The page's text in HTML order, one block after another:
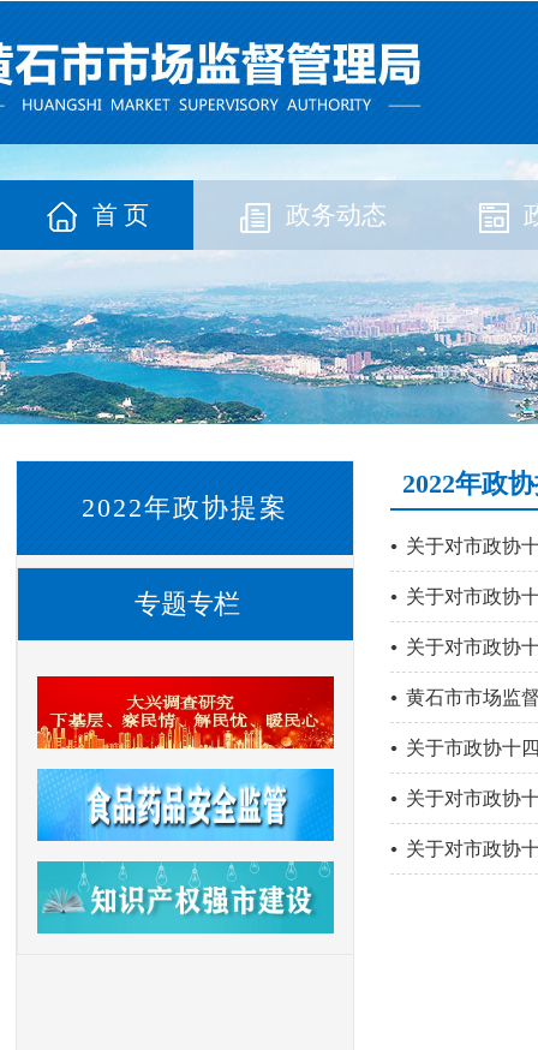
首 页 政务动态
2022年政协提案
专题专栏
2022年政
关于对市政协
关于对市政协
关于对市政协
黄石市市场监
关于市政协十
关于对市政协
关于对市政协